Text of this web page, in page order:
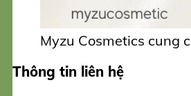
Myzu Cosmetics cung
Thông tin liên hệ